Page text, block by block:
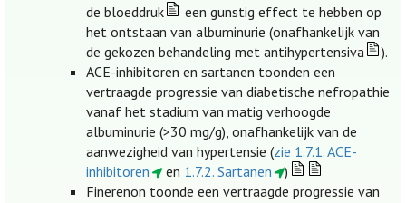
de bloeddruk
een gunstig effect te hebben op
het ontstaan van albuminurie (onafhankelijk van
de gekozen behandeling met antihypertensiva
).
ACE-inhibitoren en sartanen toonden een
vertraagde progressie van diabetische nefropathie
vanaf het stadium van matig verhoogde
albuminurie (>30 mg/g), onafhankelijk van de
aanwezigheid van hypertensie (zie 1.7.1. ACE-
inhibitoren
en 1.7.2. Sartanen
)
Finerenon toonde een vertraagde progressie van